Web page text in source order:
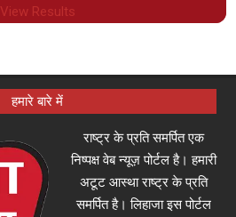
View Results
हमारे बारे में
राष्ट्र के प्रति समर्पित एक
निष्पक्ष वेब न्यूज़ पोर्टल है। हमारी
अटूट आस्था राष्ट्र के प्रति
समर्पित है। लिहाजा इस पोर्टल